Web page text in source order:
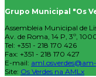
Grupo Municipal "Os
Assembleia Municipal de
Av. de Roma, 14 P, 3º,
Tel: +351 - 218 170 426
Fax: +351 - 218 170 427
E-mail:
Site: Os Verdes na AMLx